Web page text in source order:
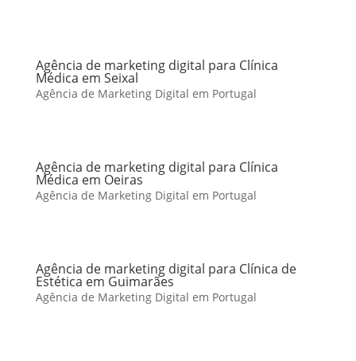
Agência de marketing digital para Clínica
Médica em Seixal
Agência de Marketing Digital em Portugal
Agência de marketing digital para Clínica
Médica em Oeiras
Agência de Marketing Digital em Portugal
Agência de marketing digital para Clínica de
Estética em Guimarães
Agência de Marketing Digital em Portugal